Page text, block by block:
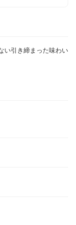
い引き締まった味わい